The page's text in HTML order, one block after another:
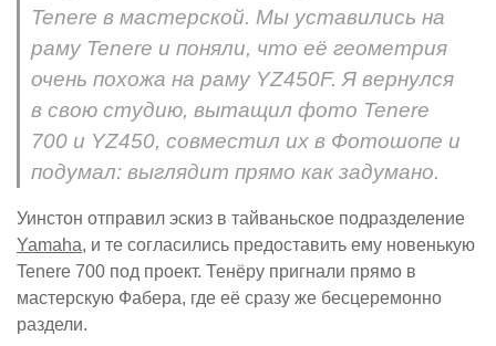
Tenere в мастерской. Мы уставились на
раму Tenere и поняли, что её геометрия
очень похожа на раму YZ450F. Я вернулся
в свою студию, вытащил фото Tenere
700 и YZ450, совместил их в Фотошопе и
подумал: выглядит прямо как задумано.
Уинстон отправил эскиз в тайваньское подразделение
Yamaha, и те согласились предоставить ему новенькую
Tenere 700 под проект. Тенёру пригнали прямо в
мастерскую Фабера, где её сразу же бесцеремонно
раздели.